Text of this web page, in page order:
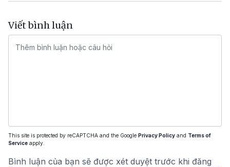
Viết bình luận
This site is protected by reCAPTCHA and the Google Privacy Policy and Terms of
Service apply.
Bình luận của bạn sẽ được xét duyệt trước khi đăng